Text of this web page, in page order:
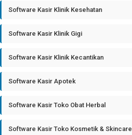
Software Kasir Klinik Kesehatan
Software Kasir Klinik Gigi
Software Kasir Klinik Kecantikan
Software Kasir Apotek
Software Kasir Toko Obat Herbal
Software Kasir Toko Kosmetik & Skincare